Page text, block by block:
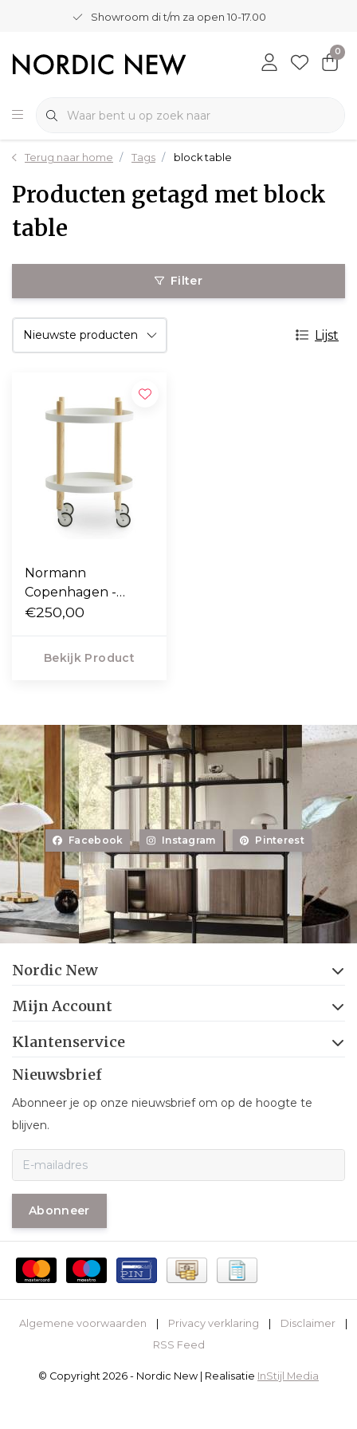
Showroom di t/m za open 10-17.00
0
Terug naar home Tags block table
Producten getagd met block
table
Filter
Lijst
Normann
Copenhagen -
Block tafel Ø45
€250,00
Bekijk Product
Facebook Instagram Pinterest
Nordic New
Mijn Account
Klantenservice
Nieuwsbrief
Abonneer je op onze nieuwsbrief om op de hoogte te
blijven.
Abonneer
Algemene voorwaarden Privacy verklaring Disclaimer
RSS Feed
© Copyright 2026 - Nordic New | Realisatie InStijl Media